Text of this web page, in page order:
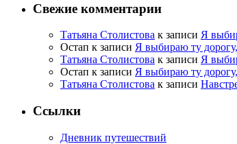
Свежие комментарии
Татьяна Столистова к записи Я
Остап к записи Я выбираю ту
Татьяна Столистова к записи Я
Остап к записи Я выбираю ту
Татьяна Столистова к записи
Ссылки
Дневник путешествий